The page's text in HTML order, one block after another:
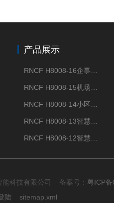
产品展示
能科技有限公司 备案号： 粤ICP
陆 sitemap.xml